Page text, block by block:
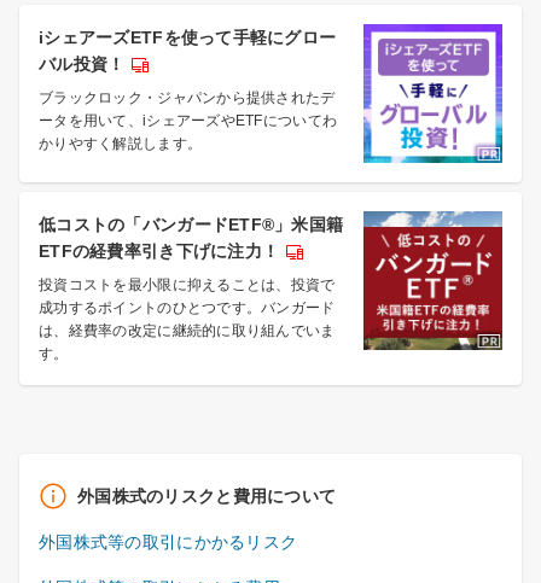
iシェアーズETFを使って手軽にグロー
バル投資！
ブラックロック・ジャパンから提供されたデ
ータを用いて、iシェアーズやETFについてわ
かりやすく解説します。
低コストの「バンガードETF®」米国籍
ETFの経費率引き下げに注力！
投資コストを最小限に抑えることは、投資で
成功するポイントのひとつです。バンガード
は、経費率の改定に継続的に取り組んでいま
す。
外国株式のリスクと費用について
外国株式等の取引にかかるリスク